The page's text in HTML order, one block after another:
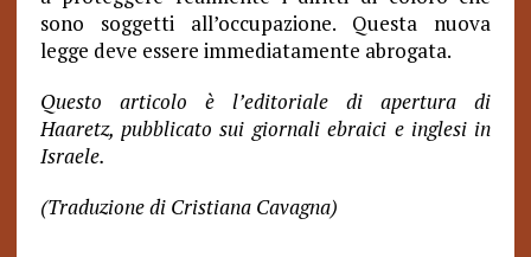
sono soggetti all’occupazione. Questa nuova
legge deve essere immediatamente abrogata.
Questo articolo è l’editoriale di apertura di
Haaretz, pubblicato sui giornali ebraici e inglesi in
Israele.
(Traduzione di Cristiana Cavagna)